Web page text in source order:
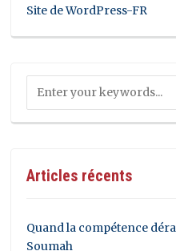
Site de WordPress-FR
Articles récents
Quand la compétence
Soumah